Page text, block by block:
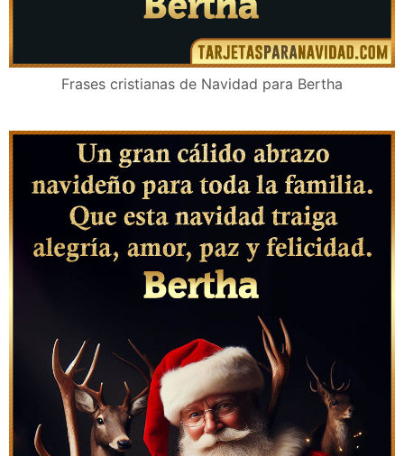
Frases cristianas de Navidad para Bertha